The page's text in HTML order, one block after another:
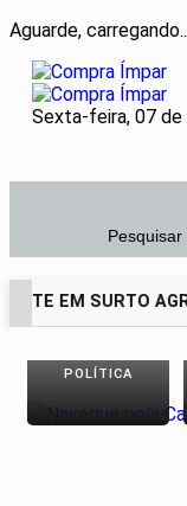
Aguarde,
Sexta-feira, 07
Pesquisar
EM SURTO
EM ALTA
POLÍTICA